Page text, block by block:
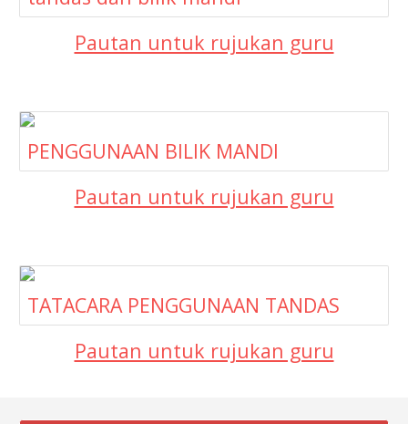
Pautan untuk rujukan guru
PENGGUNAAN BILIK MANDI
Pautan untuk rujukan guru
TATACARA PENGGUNAAN TANDAS
Pautan untuk rujukan guru